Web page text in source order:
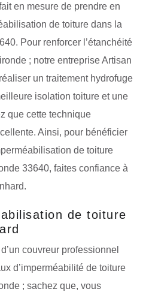
en mesure de prendre en
de toiture dans la
Pour renforcer l’étanchéité
; notre entreprise Artisan
un traitement hydrofuge
isolation toiture et une
que cette technique
Ainsi, pour bénéficier
de toiture
33640, faites confiance à
de toiture
couvreur professionnel
d’imperméabilité de toiture
; sachez que, vous